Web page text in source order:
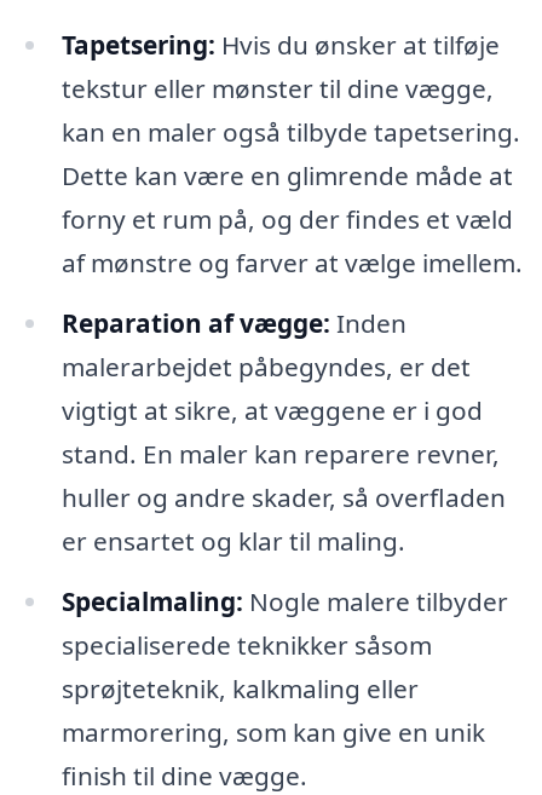
Tapetsering: Hvis du ønsker at tilføje
tekstur eller mønster til dine vægge,
kan en maler også tilbyde tapetsering.
Dette kan være en glimrende måde at
forny et rum på, og der findes et væld
af mønstre og farver at vælge imellem.
Reparation af vægge: Inden
malerarbejdet påbegyndes, er det
vigtigt at sikre, at væggene er i god
stand. En maler kan reparere revner,
huller og andre skader, så overfladen
er ensartet og klar til maling.
Specialmaling: Nogle malere tilbyder
specialiserede teknikker såsom
sprøjteteknik, kalkmaling eller
marmorering, som kan give en unik
finish til dine vægge.